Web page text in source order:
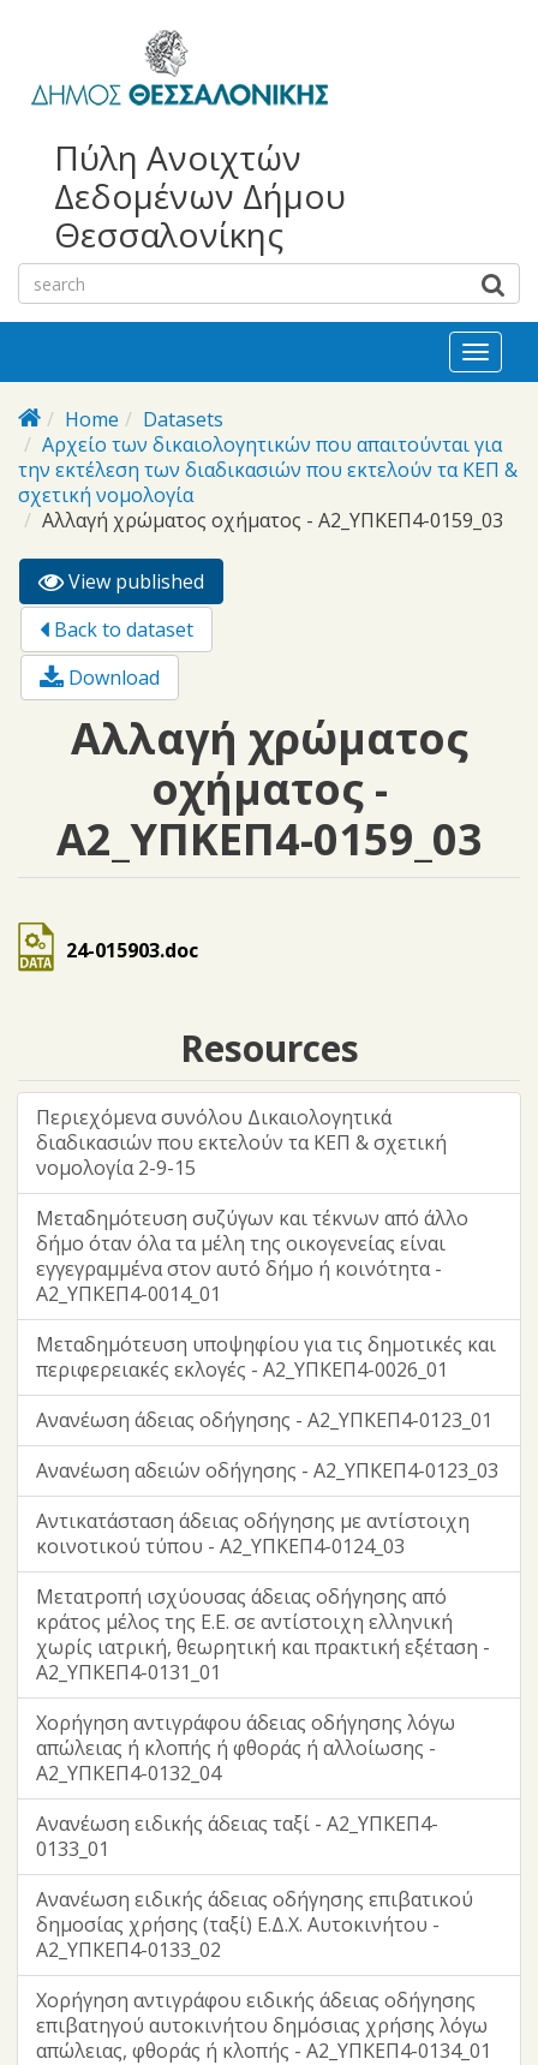
bayan
escort
escort
Πύλη Ανοιχτών
Δεδομένων Δήμου
Θεσσαλονίκης
Toggle
Home
Datasets
Αρχείο των δικαιολογητικών που απαιτούνται για
την εκτέλεση των διαδικασιών που εκτελούν τα ΚΕΠ &
σχετική νομολογία
Αλλαγή χρώματος οχήματος - Α2_ΥΠΚΕΠ4-0159_03
Primary tabs
View published
tab)
Back to dataset
Download
Αλλαγή χρώματος
οχήματος -
Α2_ΥΠΚΕΠ4-0159_03
24-015903.doc
Resources
Περιεχόμενα συνόλου Δικαιολογητικά
διαδικασιών που εκτελούν τα ΚΕΠ & σχετική
νομολογία 2-9-15
Μεταδημότευση συζύγων και τέκνων από άλλο
δήμο όταν όλα τα μέλη της οικογενείας είναι
εγγεγραμμένα στον αυτό δήμο ή κοινότητα -
Α2_ΥΠΚΕΠ4-0014_01
Μεταδημότευση υποψηφίου για τις δημοτικές και
περιφερειακές εκλογές - Α2_ΥΠΚΕΠ4-0026_01
Ανανέωση άδειας οδήγησης - Α2_ΥΠΚΕΠ4-0123_01
Ανανέωση αδειών οδήγησης - Α2_ΥΠΚΕΠ4-0123_03
Αντικατάσταση άδειας οδήγησης με αντίστοιχη
κοινοτικού τύπου - Α2_ΥΠΚΕΠ4-0124_03
Μετατροπή ισχύουσας άδειας οδήγησης από
κράτος μέλος της Ε.Ε. σε αντίστοιχη ελληνική
χωρίς ιατρική, θεωρητική και πρακτική εξέταση -
Α2_ΥΠΚΕΠ4-0131_01
Χορήγηση αντιγράφου άδειας οδήγησης λόγω
απώλειας ή κλοπής ή φθοράς ή αλλοίωσης -
Α2_ΥΠΚΕΠ4-0132_04
Ανανέωση ειδικής άδειας ταξί - Α2_ΥΠΚΕΠ4-
0133_01
Ανανέωση ειδικής άδειας οδήγησης επιβατικού
δημοσίας χρήσης (ταξί) Ε.Δ.Χ. Αυτοκινήτου -
Α2_ΥΠΚΕΠ4-0133_02
Χορήγηση αντιγράφου ειδικής άδειας οδήγησης
επιβατηγού αυτοκινήτου δημόσιας χρήσης λόγω
απώλειας, φθοράς ή κλοπής - Α2_ΥΠΚΕΠ4-0134_01